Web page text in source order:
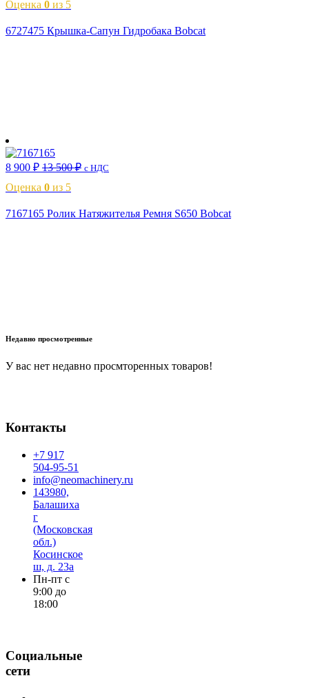
Оценка 0 из 5
6727475 Крышка-Сапун Гидробака Bobcat
8 900 ₽ 13 500₽ с НДС
Оценка 0 из 5
7167165 Ролик Натяжителья Ремня S650 Bobcat
Недавно просмотренные
У вас нет недавно просмторенных товаров!
Контакты
+7 917
504-95-51
info@neomachinery.ru
143980,
Балашиха
г
(Московская
обл.)
Косинское
ш, д. 23а
Пн-пт с
9:00 до
18:00
Социальные
сети